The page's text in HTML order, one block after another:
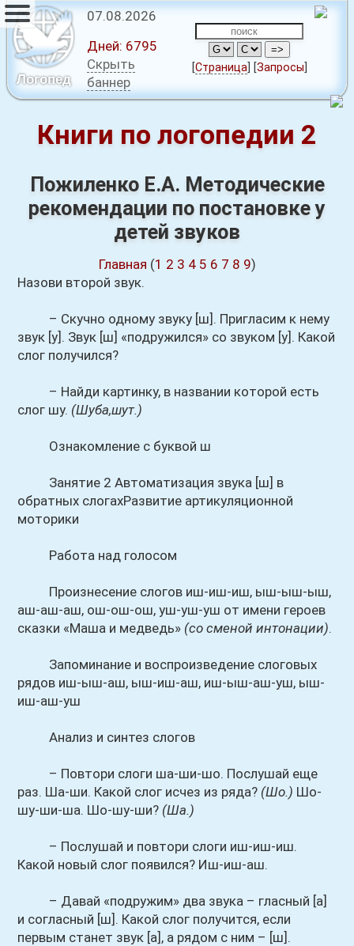
Логопед
07.08.2026
Дней: 6795
Скрыть
баннер
[Страница [Запросы
Книги по логопедии 2
Пожиленко Е.А. Методические
рекомендации по постановке у
детей звуков
Главная (1 2 3 4 5 6 7 8 9)
Назови второй звук.
– Скучно одному звуку [ш]. Пригласим к нему
звук [у]. Звук [ш] «подружился» со звуком [у]. Какой
слог получился?
– Найди картинку, в названии которой есть
слог шу. (Шуба,шут.)
Ознакомление с буквой ш
Занятие 2 Автоматизация звука [ш] в
обратных слогахРазвитие артикуляционной
моторики
Работа над голосом
Произнесение слогов иш-иш-иш, ыш-ыш-ыш,
аш-аш-аш, ош-ош-ош, уш-уш-уш от имени героев
сказки «Маша и медведь» (со сменой интонации).
Запоминание и воспроизведение слоговых
рядов иш-ыш-аш, ыш-иш-аш, иш-ыш-аш-уш, ыш-
иш-аш-уш
Анализ и синтез слогов
– Повтори слоги ша-ши-шо. Послушай еще
раз. Ша-ши. Какой слог исчез из ряда? (Шо.) Шо-
шу-ши-ша. Шо-шу-ши? (Ша.)
– Послушай и повтори слоги иш-иш-иш.
Какой новый слог появился? Иш-иш-аш.
– Давай «подружим» два звука – гласный [а]
и согласный [ш]. Какой слог получится, если
первым станет звук [а], а рядом с ним – [ш].